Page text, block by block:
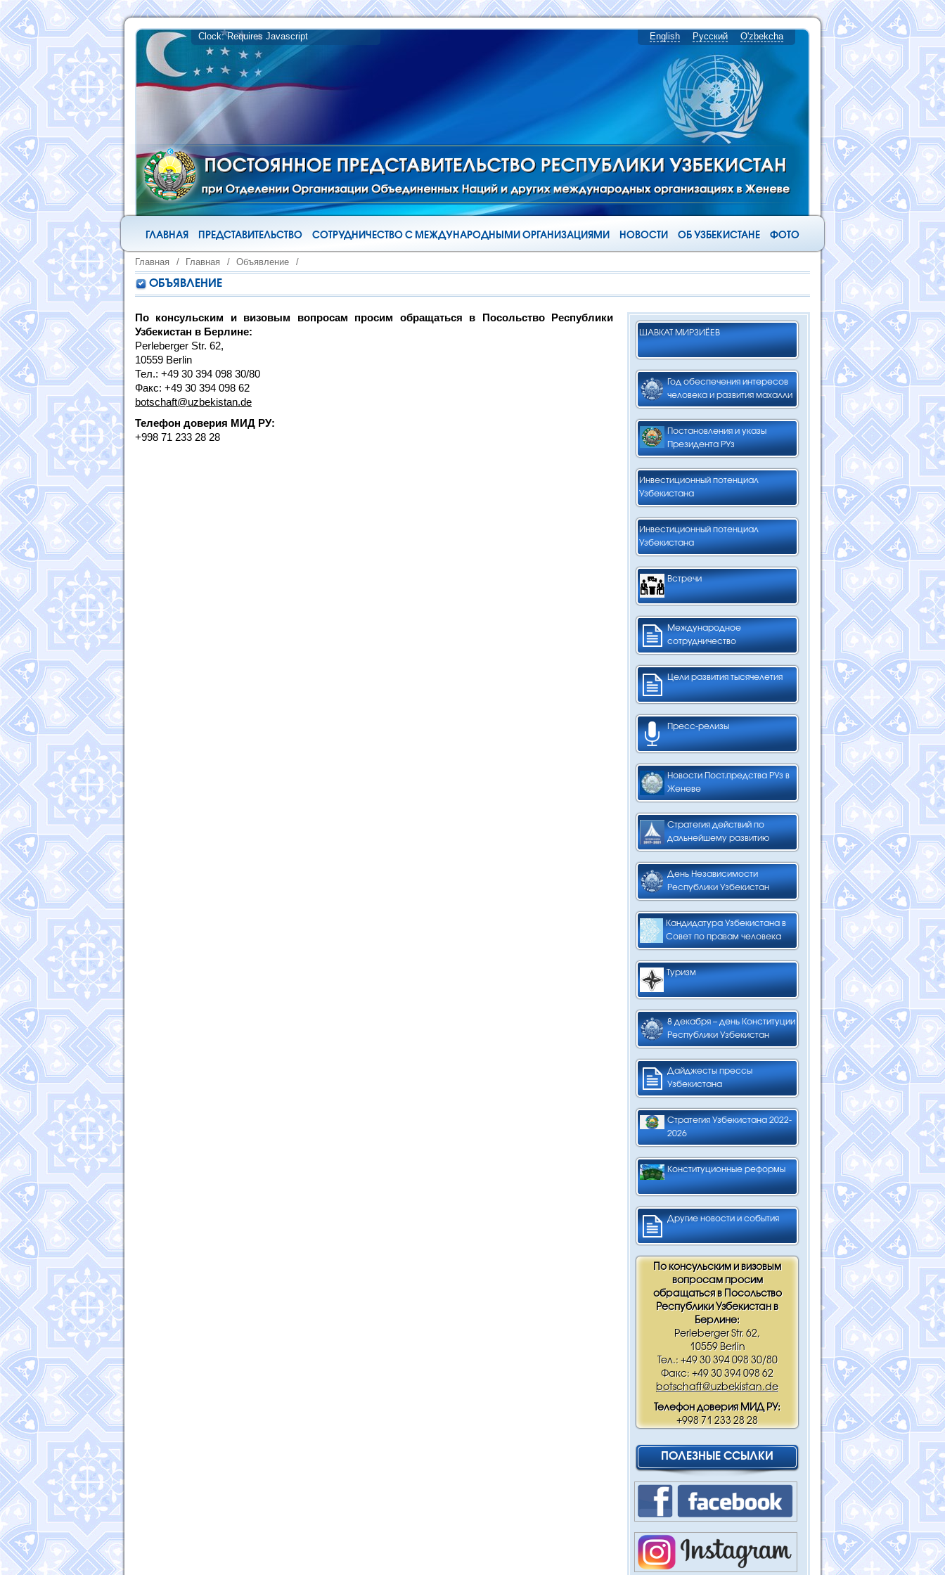
English Русский O'zbekcha
ГЛАВНАЯ ПРЕДСТАВИТЕЛЬСТВО СОТРУДНИЧЕСТВО С МЕЖДУНАРОДНЫМИ ОРГАНИЗАЦИЯМИ НОВОСТИ ОБ УЗБЕКИСТАНЕ ФОТО
Главная / Главная / Объявление /
ОБЪЯВЛЕНИЕ
ШАВКАТ МИРЗИЁЕВ
Год обеспечения интересов
человека и развития махалли
Постановления и указы
Президента РУз
Инвестиционный потенциал
Узбекистана
Инвестиционный потенциал
Узбекистана
Встречи
Международное
сотрудничество
Цели развития тысячелетия
Пресс-релизы
Новости Пост.предства РУз в
Женеве
Стратегия действий по
дальнейшему развитию
День Независимости
Республики Узбекистан
Кандидатура Узбекистана в
Совет по правам человека
Туризм
8 декабря – день Конституции
Республики Узбекистан
Дайджесты прессы
Узбекистана
Стратегия Узбекистана 2022-
2026
Конституционные реформы
Другие новости и события
По консульским и визовым
вопросам просим
обращаться в Посольство
Республики Узбекистан в
Берлине:
Perleberger Str. 62,
10559 Berlin
Тел.: +49 30 394 098 30/80
Факс: +49 30 394 098 62
botschaft@uzbekistan.de
Телефон доверия МИД РУ:
+998 71 233 28 28
ПОЛЕЗНЫЕ ССЫЛКИ
По консульским и визовым вопросам просим обращаться в Посольство Республики
Узбекистан в Берлине:
Perleberger Str. 62,
10559 Berlin
Тел.: +49 30 394 098 30/80
Факс: +49 30 394 098 62
botschaft@uzbekistan.de
Телефон доверия МИД РУ:
+998 71 233 28 28